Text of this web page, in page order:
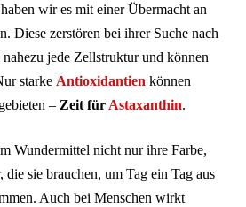
wir es mit einer Übermacht an
Diese zerstören bei ihrer Suche nach
jede Zellstruktur und können
starke Antioxidantien können
– Zeit für Astaxanthin.
Wundermittel nicht nur ihre Farbe,
die sie brauchen, um Tag ein Tag aus
Auch bei Menschen wirkt